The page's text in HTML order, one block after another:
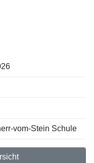
vom-Stein Schule